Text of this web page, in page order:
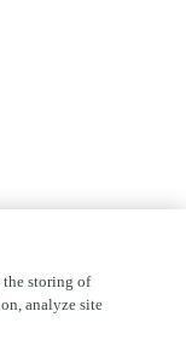
storing of
analyze site